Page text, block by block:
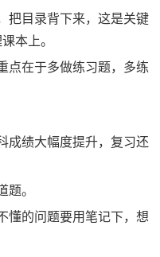
把目录背下来，这是关键
本上。
点在于多做练习题，多练
成绩大幅度提升，复习还
题。
懂的问题要用笔记下，想